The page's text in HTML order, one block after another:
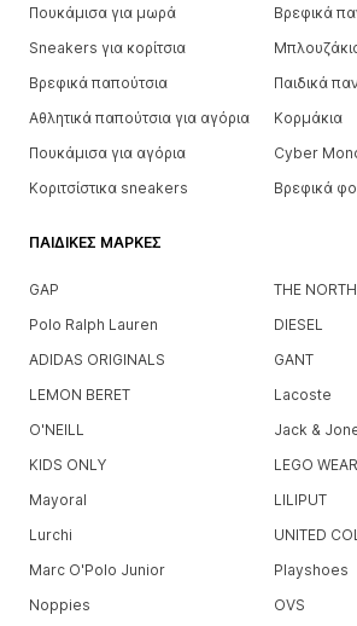
Πουκάμισα για μωρά
Βρεφικά
Sneakers για κορίτσια
Βρεφικά παπούτσια
Παιδικά
Αθλητικά παπούτσια για αγόρια
Κορμάκια
Πουκάμισα για αγόρια
Cyber
Κοριτσίστικα sneakers
Βρεφικά
ΠΑΙΔΙΚΈΣ ΜΆΡΚΕΣ
GAP
THE
Polo Ralph Lauren
DIESEL
ADIDAS ORIGINALS
GANT
LEMON BERET
Lacoste
O'NEILL
Jack &
KIDS ONLY
LEGO WEAR
Mayoral
LILIPUT
Lurchi
UNITED
Marc O'Polo Junior
Playshoes
Noppies
OVS